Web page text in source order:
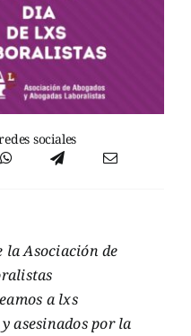
sociales
la Asociación de
a lxs
asesinados por la